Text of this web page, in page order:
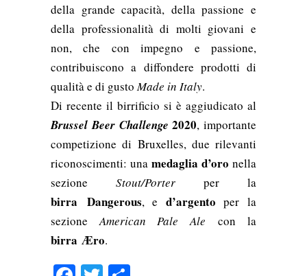
della grande capacità, della passione e
della professionalità di molti giovani e
non, che con impegno e passione,
contribuiscono a diffondere prodotti di
qualità e di gustoMade in Italy.
Di recente il birrificio si è aggiudicato al
Brussel Beer Challenge 2020, importante
competizione di Bruxelles, due rilevanti
riconoscimenti: una medaglia d’oro nella
sezione Stout/Porter per la
birra Dangerous, e d’argento per la
sezioneAmerican Pale Alecon la
birra Æro.